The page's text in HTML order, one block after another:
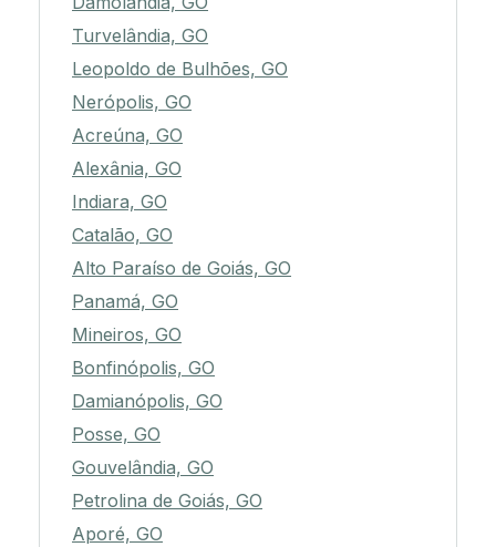
Turvelândia, GO
Leopoldo de Bulhões, GO
Nerópolis, GO
Acreúna, GO
Alexânia, GO
Indiara, GO
Catalão, GO
Alto Paraíso de Goiás, GO
Panamá, GO
Mineiros, GO
Bonfinópolis, GO
Damianópolis, GO
Posse, GO
Gouvelândia, GO
Petrolina de Goiás, GO
Aporé, GO